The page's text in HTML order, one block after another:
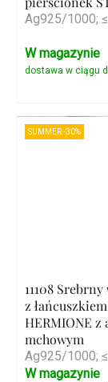
Ag925/1000;
W magazynie
SUMMER -30%
11108
z łańcuszkiem
HERMIONE z
mchowym
Ag925/1000;
W magazynie